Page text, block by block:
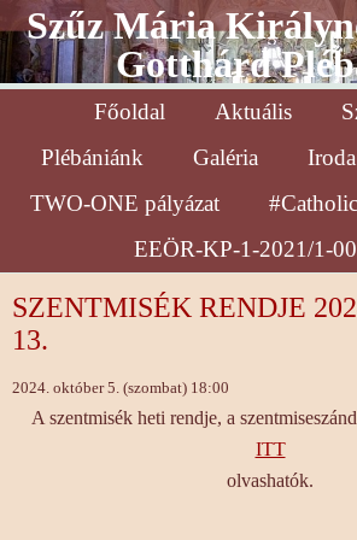
Szűz Mária
Gotthárd
Főoldal Aktuális
Plébániánk
Galéria Iroda
TWO-ONE pályázat
EEÖR-KP-1-2021/1-
SZENTMISÉK RENDJE
13.
2024. október 5. (szombat) 18:00
A szentmisék heti rendje, a
ITT
olvashatók.